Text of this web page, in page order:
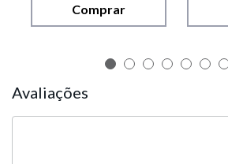
Comprar
Avaliações